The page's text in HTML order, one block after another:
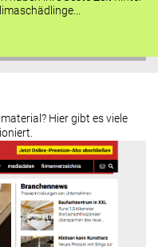
Hier gibt es viele